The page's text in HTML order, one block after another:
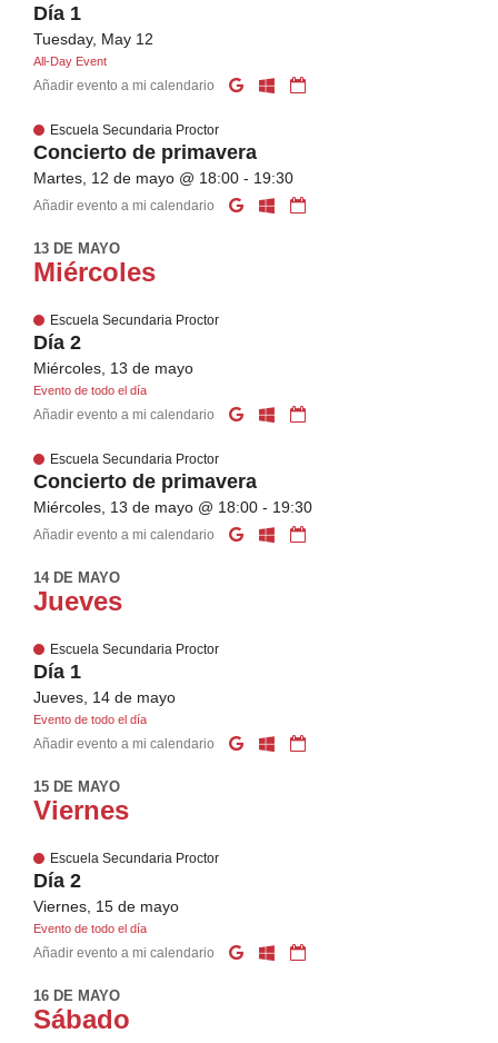
Día 1
Tuesday, May 12
All-Day Event
Añadir evento a mi calendario
Escuela Secundaria Proctor
Concierto de primavera
Martes, 12 de mayo @ 18:00 - 19:30
Añadir evento a mi calendario
13 DE MAYO
Miércoles
Escuela Secundaria Proctor
Día 2
Miércoles, 13 de mayo
Evento de todo el día
Añadir evento a mi calendario
Escuela Secundaria Proctor
Concierto de primavera
Miércoles, 13 de mayo @ 18:00 - 19:30
Añadir evento a mi calendario
14 DE MAYO
Jueves
Escuela Secundaria Proctor
Día 1
Jueves, 14 de mayo
Evento de todo el día
Añadir evento a mi calendario
15 DE MAYO
Viernes
Escuela Secundaria Proctor
Día 2
Viernes, 15 de mayo
Evento de todo el día
Añadir evento a mi calendario
16 DE MAYO
Sábado